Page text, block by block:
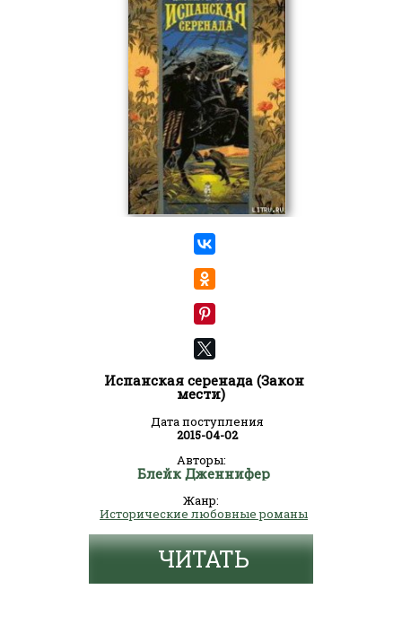
Испанская серенада (Закон
мести)
Дата поступления
2015-04-02
Авторы:
Блейк Дженнифер
Жанр:
Исторические любовные романы
ЧИТАТЬ